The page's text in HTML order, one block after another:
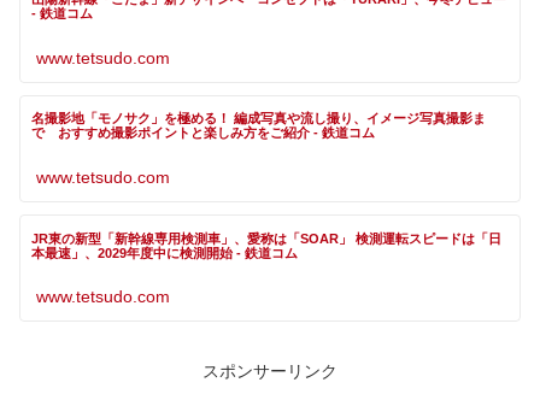
- 鉄道コム
www.tetsudo.com
名撮影地「モノサク」を極める！ 編成写真や流し撮り、イメージ写真撮影ま
で おすすめ撮影ポイントと楽しみ方をご紹介 - 鉄道コム
www.tetsudo.com
JR東の新型「新幹線専用検測車」、愛称は「SOAR」 検測運転スピードは「日
本最速」、2029年度中に検測開始 - 鉄道コム
www.tetsudo.com
スポンサーリンク